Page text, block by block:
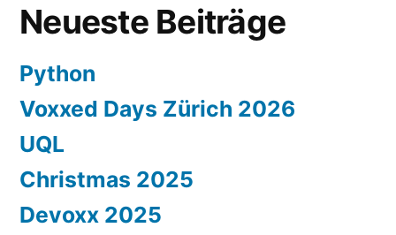
Neueste Beiträge
Python
Voxxed Days Zürich 2026
UQL
Christmas 2025
Devoxx 2025